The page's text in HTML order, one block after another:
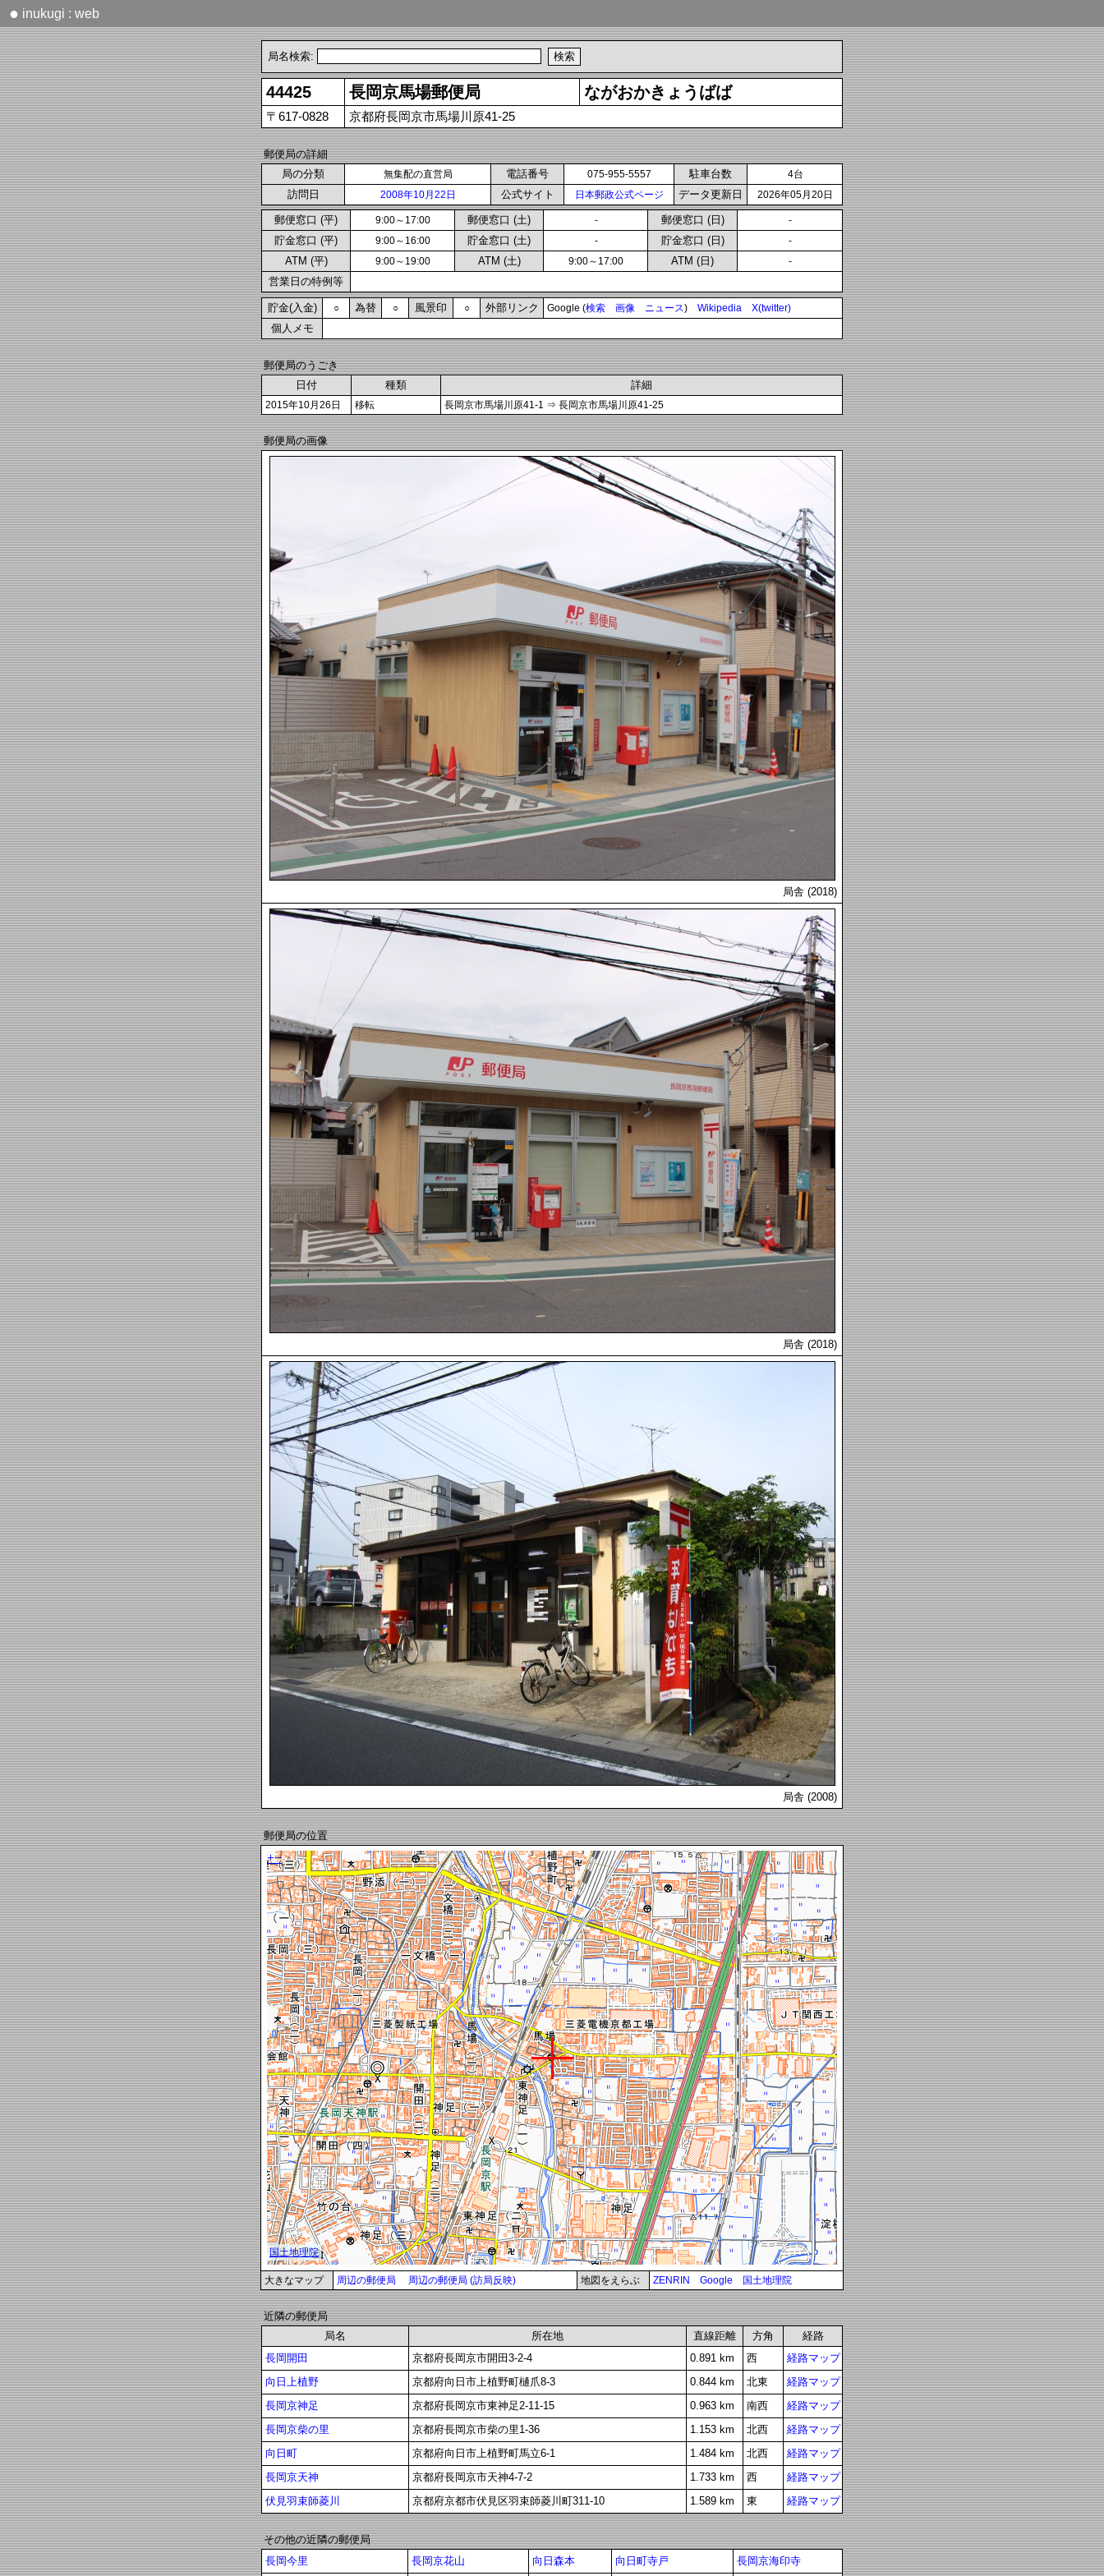
● inukugi : web
局名検索:
44425 長岡京馬場郵便局 ながおかきょうばば
〒617-0828 京都府長岡京市馬場川原41-25
郵便局の詳細
局の分類
無集配の直営局 電話番号 075-955-5557 駐車台数 4台
訪問日 2008年10月22日 公式サイト 日本郵政公式ページ データ更新日 2026年05月20日
郵便窓口 (平) 9:00～17:00 郵便窓口 (土) - 郵便窓口 (日) -
貯金窓口 (平) 9:00～16:00 貯金窓口 (土) - 貯金窓口 (日) -
ATM (平) 9:00～19:00 ATM (土) 9:00～17:00 ATM (日) -
営業日の特例等
貯金(入金) ○ 為替 ○ 風景印 ○ 外部リンク Google (検索 画像 ニュース) Wikipedia X(twitter)
個人メモ
郵便局のうごき
日付
種類 詳細
2015年10月26日 移転 長岡京市馬場川原41-1 ⇒ 長岡京市馬場川原41-25
郵便局の画像
局舎 (2018)
局舎 (2018)
局舎 (2008)
郵便局の位置
大きなマップ 周辺の郵便局 周辺の郵便局 (訪局反映) 地図をえらぶ ZENRIN Google 国土地理院
近隣の郵便局
局名
所在地 直線距離 方角
経路
長岡開田
京都府長岡京市開田3-2-4 0.891 km 西
経路マップ
向日上植野
京都府向日市上植野町樋爪8-3 0.844 km 北東
経路マップ
長岡京神足
京都府長岡京市東神足2-11-15 0.963 km 南西
経路マップ
長岡京柴の里
京都府長岡京市柴の里1-36 1.153 km 北西
経路マップ
向日町
京都府向日市上植野町馬立6-1 1.484 km 北西
経路マップ
長岡京天神
京都府長岡京市天神4-7-2 1.733 km 西
経路マップ
伏見羽束師菱川
京都府京都市伏見区羽束師菱川町311-10 1.589 km 東 経路マップ
その他の近隣の郵便局
長岡今里
長岡京花山 向日森本 向日町寺戸 長岡京海印寺